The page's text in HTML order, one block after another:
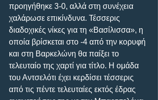
προηγήθηκε 3-0, αλλά στη συνέχεια
χαλάρωσε επικίνδυνα. Τέσσερις
διαδοχικές νίκες για τη «Βασίλισσα», η
οποία βρίσκεται στο -4 από την κορυφή
και στη Βαρκελώνη θα παίξει το
τελευταίο της χαρτί για τίτλο. Η ομάδα
του Αντσελότι έχει κερδίσει τέσσερις
από τις πέντε τελευταίες εκτός έδρας